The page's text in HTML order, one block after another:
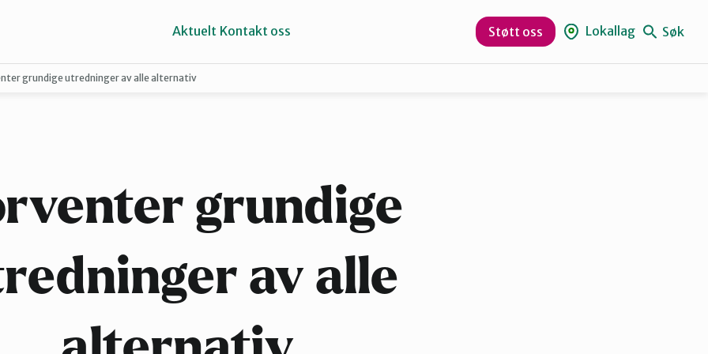
Tønsberg og Færder
Aktuelt Kontakt oss Støtt oss Lokallag Søk
grundige utredninger av alle alternativ
grundige
av alle